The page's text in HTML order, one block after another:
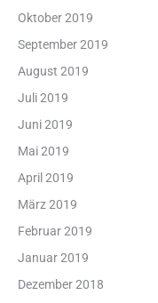
Oktober 2019
September 2019
August 2019
Juli 2019
Juni 2019
Mai 2019
April 2019
März 2019
Februar 2019
Januar 2019
Dezember 2018